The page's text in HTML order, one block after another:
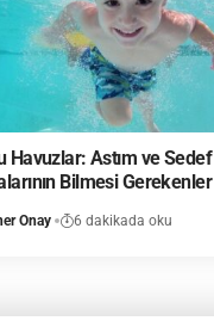
Havuzlar: Astım ve Sedef
Bilmesi Gerekenler
Onay 6 dakikada oku